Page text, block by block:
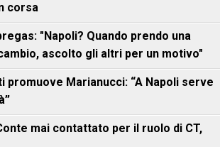
corsa
"Napoli? Quando prendo una
ascolto gli altri per un motivo"
promuove Marianucci: “A Napoli serve
mai contattato per il ruolo di CT,